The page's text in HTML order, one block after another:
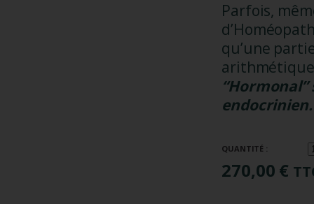
Parfois,
qu’une
arithmétique
endocrinien.
QUANTITÉ :
270,00 €